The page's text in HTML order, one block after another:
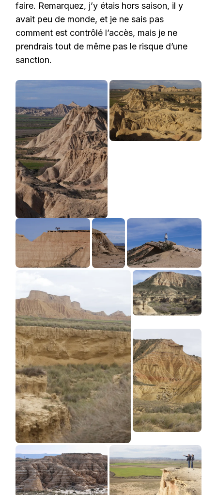
faire. Remarquez, j’y étais hors saison, il y
avait peu de monde, et je ne sais pas
comment est contrôlé l’accès, mais je ne
prendrais tout de même pas le risque d’une
sanction.